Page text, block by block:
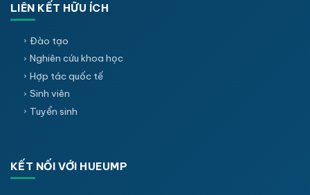
LIÊN KẾT HỮU ÍCH
Đào tạo
Nghiên cứu khoa học
Hợp tác quốc tế
Sinh viên
Tuyển sinh
KẾT NỐI VỚI HUEUMP